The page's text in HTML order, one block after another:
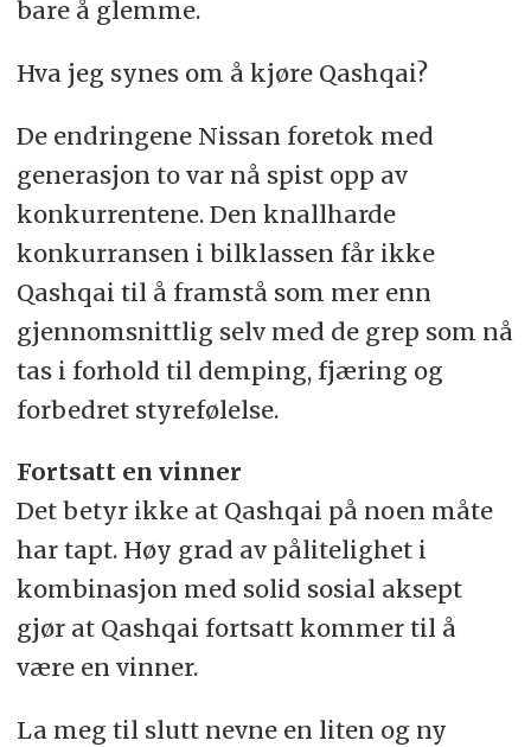
bare å glemme.
Hva jeg synes om å kjøre Qashqai?
De endringene Nissan foretok med
generasjon to var nå spist opp av
konkurrentene. Den knallharde
konkurransen i bilklassen får ikke
Qashqai til å framstå som mer enn
gjennomsnittlig selv med de grep som nå
tas i forhold til demping, fjæring og
forbedret styrefølelse.
Fortsatt en vinner
Det betyr ikke at Qashqai på noen måte
har tapt. Høy grad av pålitelighet i
kombinasjon med solid sosial aksept
gjør at Qashqai fortsatt kommer til å
være en vinner.
La meg til slutt nevne en liten og ny